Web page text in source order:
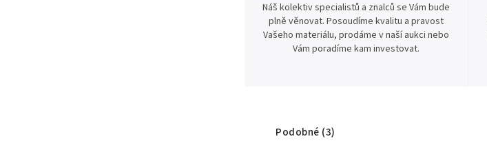
Náš kolektiv specialistů a znalců se Vám bude
plně věnovat. Posoudíme kvalitu a pravost
Vašeho materiálu, prodáme v naší aukci nebo
Vám poradíme kam investovat.
Podobné (3)